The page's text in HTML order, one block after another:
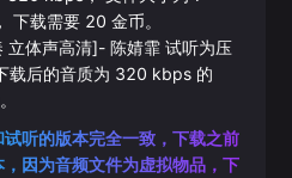
下载需要 20 金币。
立体声高清]- 陈婧霏 试听为压
载后的音质为 320 kbps 的
听的版本完全一致，下载之前
因为音频文件为虚拟物品，下